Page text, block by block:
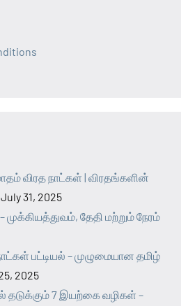
விரத நாட்கள் | விரதங்களின்
July 31, 2025
முக்கியத்துவம், தேதி மற்றும் நேரம்
பட்டியல் – முழுமையான தமிழ்
2025
தடுக்கும் 7 இயற்கை வழிகள் –